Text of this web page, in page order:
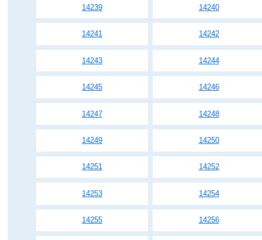
14239 14240
14241 14242
14243 14244
14245 14246
14247 14248
14249 14250
14251 14252
14253 14254
14255 14256